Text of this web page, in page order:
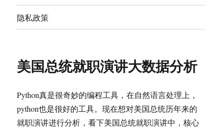
隐私政策
美国总统就职演讲大数据分析
Python真是很奇妙的编程工具，在自然语言处理上，
python也是很好的工具。现在想对美国总统历年来的
就职演讲进行分析，看下美国总统就职演讲中，核心